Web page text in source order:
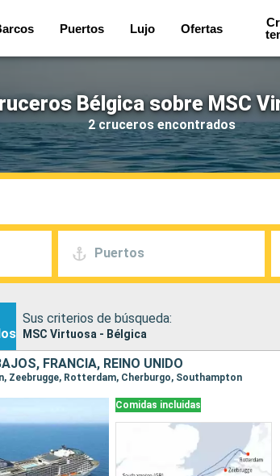
Puertos Lujo Ofertas
Bélgica sobre MSC
2 cruceros encontrados
Puertos
Sus criterios de búsqueda:
MSC Virtuosa - Bélgica
FRANCIA, REINO UNIDO
Zeebrugge, Rotterdam, Cherburgo, Southampton
Comidas incluidas